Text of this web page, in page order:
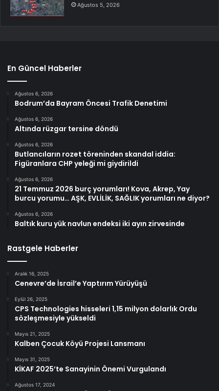
Ağustos 5, 2026
En Güncel Haberler
Ağustos 6, 2026
Bodrum’da Bayram Öncesi Trafik Denetimi
Ağustos 6, 2026
Altında rüzgar tersine döndü
Ağustos 6, 2026
Butlancıların rozet töreninden skandal iddia:
Figüranlara CHP yeleği mi giydirildi
Ağustos 6, 2026
21 Temmuz 2026 burç yorumları! Kova, Akrep, Yay
burcu yorumu… AŞK, EVLİLİK, SAĞLIK yorumları ne diyor?
Ağustos 6, 2026
Baltık kuru yük navlun endeksi iki ayın zirvesinde
Rastgele Haberler
Aralık 16, 2025
Cenevre’de İsrail’e Yaptırım Yürüyüşü
Eylül 26, 2025
CPS Technologies hisseleri 1,15 milyon dolarlık Ordu
sözleşmesiyle yükseldi
Mayıs 21, 2025
Kalben Çocuk Köyü Projesi Lansmanı
Mayıs 31, 2025
KİKAF 2025’te Sanayinin Önemi Vurgulandı
Ağustos 17, 2024